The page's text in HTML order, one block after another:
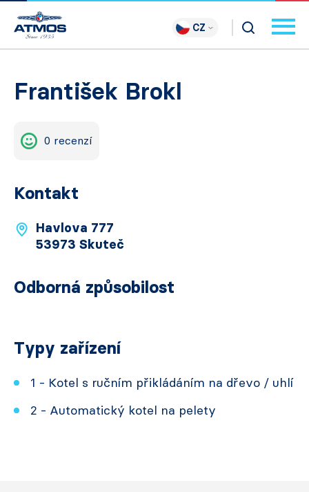
CZ
František Brokl
0 recenzí
Kontakt
Havlova 777
53973 Skuteč
Odborná způsobilost
Typy zařízení
1 - Kotel s ručním přikládáním na dřevo / uhlí
2 - Automatický kotel na pelety